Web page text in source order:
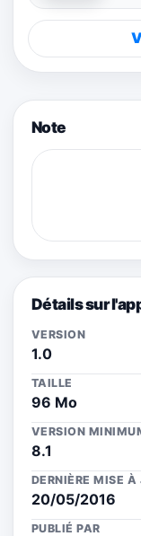
Note
Détails sur
VERSION
1.0
TAILLE
96 Mo
VERSION
8.1
DERNIÈRE MISE À
20/05/2016
PUBLIÉ PAR